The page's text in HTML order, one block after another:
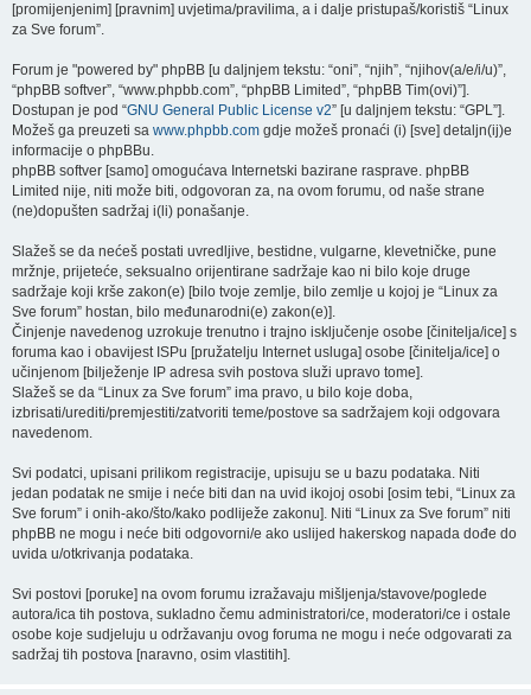
[promijenjenim] [pravnim] uvjetima/pravilima, a i dalje pristupaš/koristiš “Linux
za Sve forum”.
Forum je "powered by" phpBB [u daljnjem tekstu: “oni”, “njih”, “njihov(a/e/i/u)”,
“phpBB softver”, “www.phpbb.com”, “phpBB Limited”, “phpBB Tim(ovi)”].
Dostupan je pod “GNU General Public License v2” [u daljnjem tekstu: “GPL”].
Možeš ga preuzeti sa www.phpbb.com gdje možeš pronaći (i) [sve] detaljn(ij)e
informacije o phpBBu.
phpBB softver [samo] omogućava Internetski bazirane rasprave. phpBB
Limited nije, niti može biti, odgovoran za, na ovom forumu, od naše strane
(ne)dopušten sadržaj i(li) ponašanje.
Slažeš se da nećeš postati uvredljive, bestidne, vulgarne, klevetničke, pune
mržnje, prijeteće, seksualno orijentirane sadržaje kao ni bilo koje druge
sadržaje koji krše zakon(e) [bilo tvoje zemlje, bilo zemlje u kojoj je “Linux za
Sve forum” hostan, bilo međunarodni(e) zakon(e)].
Činjenje navedenog uzrokuje trenutno i trajno isključenje osobe [činitelja/ice] s
foruma kao i obavijest ISPu [pružatelju Internet usluga] osobe [činitelja/ice] o
učinjenom [bilježenje IP adresa svih postova služi upravo tome].
Slažeš se da “Linux za Sve forum” ima pravo, u bilo koje doba,
izbrisati/urediti/premjestiti/zatvoriti teme/postove sa sadržajem koji odgovara
navedenom.
Svi podatci, upisani prilikom registracije, upisuju se u bazu podataka. Niti
jedan podatak ne smije i neće biti dan na uvid ikojoj osobi [osim tebi, “Linux za
Sve forum” i onih-ako/što/kako podliježe zakonu]. Niti “Linux za Sve forum” niti
phpBB ne mogu i neće biti odgovorni/e ako uslijed hakerskog napada dođe do
uvida u/otkrivanja podataka.
Svi postovi [poruke] na ovom forumu izražavaju mišljenja/stavove/poglede
autora/ica tih postova, sukladno čemu administratori/ce, moderatori/ce i ostale
osobe koje sudjeluju u održavanju ovog foruma ne mogu i neće odgovarati za
sadržaj tih postova [naravno, osim vlastitih].